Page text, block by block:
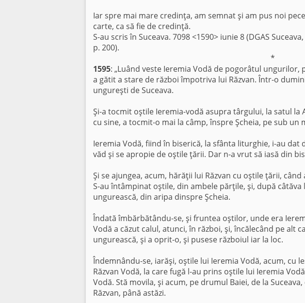
Iar spre mai mare credinţa, am semnat şi am pus noi
carte, ca să fie de credinţă.
S-au scris în Suceava. 7098 <1590> iunie 8 (DGAS Suceava,
p. 200).
*
1595: „Luând veste Ieremia Vodă de pogorâtul
a gătit a stare de război împotriva lui Răzvan. Într-o
ungureşti de Suceava.
Şi-a tocmit oştile Ieremia-vodă asupra târgului, la satul la
cu sine, a tocmit-o mai la câmp, înspre Şcheia, pe sub un
Ieremia Vodă, fiind în biserică, la sfânta liturghie, i-au dat
văd şi se apropie de oştile ţării. Dar n-a vrut să iasă din
Şi se ajungea, acum, hărăţii lui Răzvan cu oştile ţării,
S-au întâmpinat oştile, din ambele părţile, şi, după
ungurească, din aripa dinspre Şcheia.
Îndată îmbărbătându-se, şi fruntea oştilor, unde era
Vodă a căzut calul, atunci, în război, şi, încălecând pe alt
ungurească, şi a oprit-o, şi pusese războiul iar la loc.
Îndemnându-se, iarăşi, oştile lui Ieremia Vodă, acum, cu
Răzvan Vodă, la care fugă l-au prins oştile lui Ieremia
Vodă. Stă movila, şi acum, pe drumul Baiei, de la
Răzvan, până astăzi.